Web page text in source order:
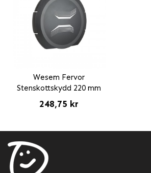
Wesem Fervor
Stenskottskydd 220 mm
248,75 kr